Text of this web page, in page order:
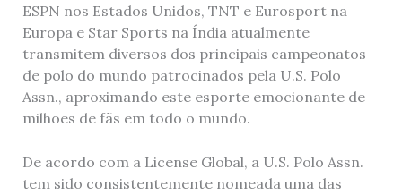
ESPN nos Estados Unidos, TNT e Eurosport na
Europa e Star Sports na Índia atualmente
transmitem diversos dos principais campeonatos
de polo do mundo patrocinados pela U.S. Polo
Assn., aproximando este esporte emocionante de
milhões de fãs em todo o mundo.
De acordo com a License Global, a U.S. Polo Assn.
tem sido consistentemente nomeada uma das